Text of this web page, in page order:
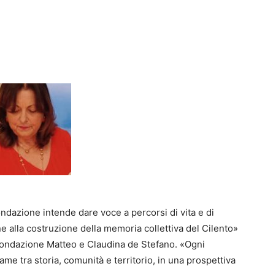
intende dare voce a percorsi di vita e di
alla costruzione della memoria collettiva del Cilento»
Matteo e Claudina de Stefano. «Ogni
tra storia, comunità e territorio, in una prospettiva